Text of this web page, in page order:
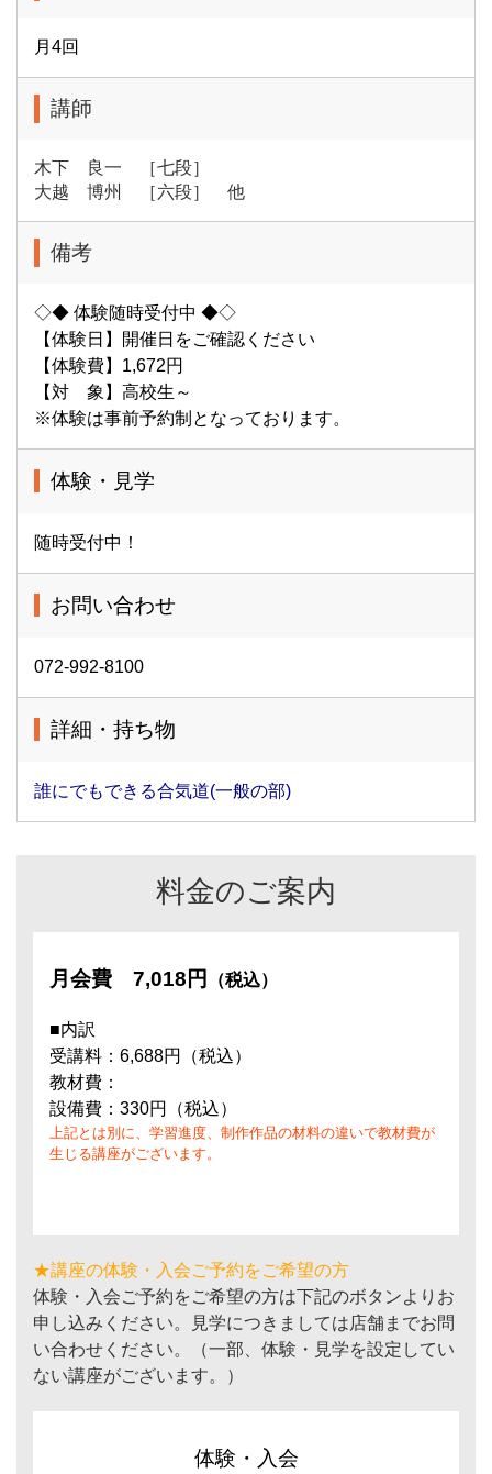
月4回
講師
木下 良一 ［七段］
大越 博州 ［六段］ 他
備考
◇◆ 体験随時受付中 ◆◇
【体験日】開催日をご確認ください
【体験費】1,672円
【対 象】高校生～
※体験は事前予約制となっております。
体験・見学
随時受付中！
お問い合わせ
072-992-8100
詳細・持ち物
誰にでもできる合気道(一般の部)
料金のご案内
月会費 7,018円 （税込）
■内訳
受講料：6,688円（税込）
教材費：
設備費：330円（税込）
上記とは別に、学習進度、制作作品の材料の違いで教材費が
生じる講座がございます。
★講座の体験・入会ご予約をご希望の方
体験・入会ご予約をご希望の方は下記のボタンよりお
申し込みください。見学につきましては店舗までお問
い合わせください。（一部、体験・見学を設定してい
ない講座がございます。）
体験・入会